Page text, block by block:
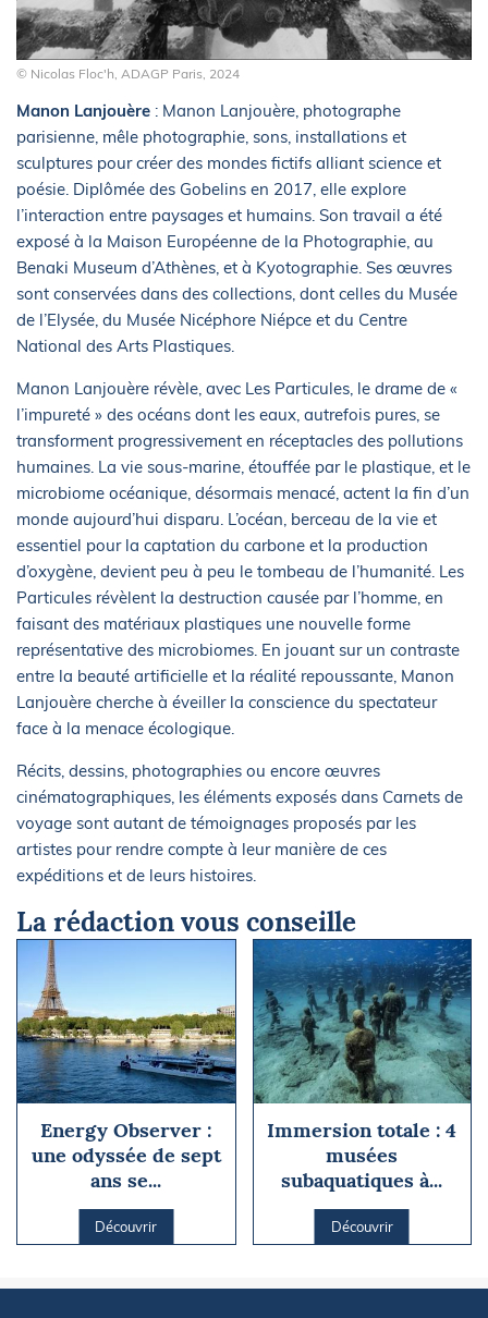
© Nicolas Floc'h, ADAGP Paris, 2024
Manon Lanjouère : Manon Lanjouère, photographe
parisienne, mêle photographie, sons, installations et
sculptures pour créer des mondes fictifs alliant science et
poésie. Diplômée des Gobelins en 2017, elle explore
l’interaction entre paysages et humains. Son travail a été
exposé à la Maison Européenne de la Photographie, au
Benaki Museum d’Athènes, et à Kyotographie. Ses œuvres
sont conservées dans des collections, dont celles du Musée
de l’Elysée, du Musée Nicéphore Niépce et du Centre
National des Arts Plastiques.
Manon Lanjouère révèle, avec Les Particules, le drame de «
l’impureté » des océans dont les eaux, autrefois pures, se
transforment progressivement en réceptacles des pollutions
humaines. La vie sous-marine, étouffée par le plastique, et le
microbiome océanique, désormais menacé, actent la fin d’un
monde aujourd’hui disparu. L’océan, berceau de la vie et
essentiel pour la captation du carbone et la production
d’oxygène, devient peu à peu le tombeau de l’humanité. Les
Particules révèlent la destruction causée par l’homme, en
faisant des matériaux plastiques une nouvelle forme
représentative des microbiomes. En jouant sur un contraste
entre la beauté artificielle et la réalité repoussante, Manon
Lanjouère cherche à éveiller la conscience du spectateur
face à la menace écologique.
Récits, dessins, photographies ou encore œuvres
cinématographiques, les éléments exposés dans Carnets de
voyage sont autant de témoignages proposés par les
artistes pour rendre compte à leur manière de ces
expéditions et de leurs histoires.
La rédaction vous conseille
Energy Observer :
une odyssée de sept
ans se...
Découvrir
Immersion totale : 4
musées
subaquatiques à...
Découvrir